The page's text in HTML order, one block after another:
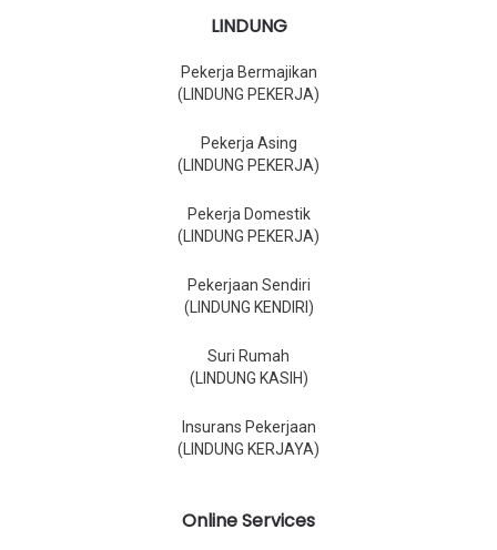
LINDUNG
Pekerja Bermajikan
(LINDUNG PEKERJA)
Pekerja Asing
(LINDUNG PEKERJA)
Pekerja Domestik
(LINDUNG PEKERJA)
Pekerjaan Sendiri
(LINDUNG KENDIRI)
Suri Rumah
(LINDUNG KASIH)
Insurans Pekerjaan
(LINDUNG KERJAYA)
Online Services